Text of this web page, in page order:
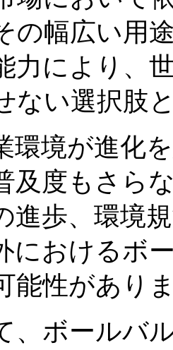
の幅広い用
力により、
ない選択肢
環境が進化
及度もさら
進歩、環境
におけるボ
能性があり
、ボールバ